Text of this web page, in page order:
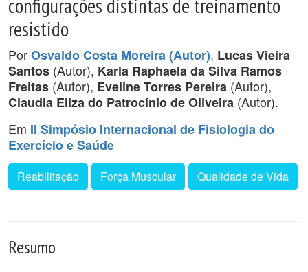
configurações distintas de treinamento
resistido
PorOsvaldo Costa Moreira (Autor), Lucas Vieira
Santos (Autor), Karla Raphaela da Silva Ramos
Freitas (Autor), Eveline Torres Pereira (Autor),
Claudia Eliza do Patrocínio de Oliveira (Autor).
Em II Simpósio Internacional de Fisiologia do
Exercício e Saúde
Reabilitação Força Muscular Qualidade de Vida
Resumo